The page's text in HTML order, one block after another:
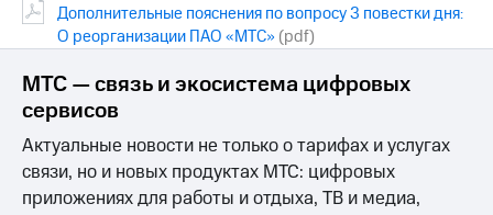
Дополнительные пояснения по вопросу 3 повестки дня:
О реорганизации ПАО «МТС» (pdf)
МТС — связь и экосистема цифровых
сервисов
Актуальные новости не только о тарифах и услугах
связи, но и новых продуктах МТС: цифровых
приложениях для работы и отдыха, ТВ и медиа,